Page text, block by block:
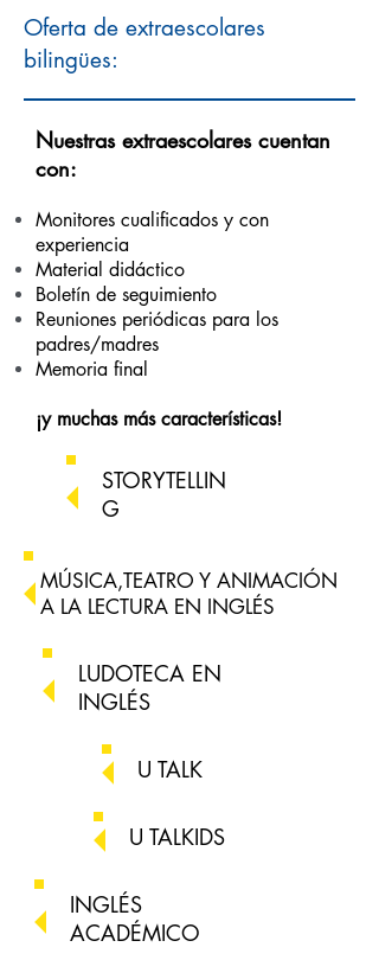
Oferta de extraescolares
bilingües:
Nuestras extraescolares cuentan
con:
Monitores cualificados y con
experiencia
Material didáctico
Boletín de seguimiento
Reuniones periódicas para los
padres/madres
Memoria final
¡y muchas más características!
STORYTELLIN
G
MÚSICA,TEATRO Y ANIMACIÓN
A LA LECTURA EN INGLÉS
LUDOTECA EN
INGLÉS
U TALK
U TALKIDS
INGLÉS
ACADÉMICO